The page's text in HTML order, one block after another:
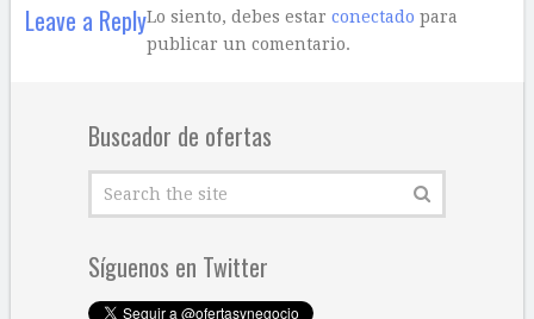
Leave a ReplyLo siento, debes estar conectado para
publicar un comentario.
Buscador de ofertas
Síguenos en Twitter